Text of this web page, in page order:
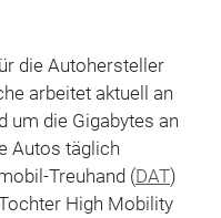
die Autohersteller
arbeitet aktuell an
um die Gigabytes an
Autos täglich
Treuhand (DAT)
High Mobility